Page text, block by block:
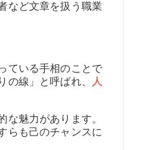
など文章を扱う職業
ている手相のことで
線」と呼ばれ、
人
魅力があります。
らも己のチャンスに